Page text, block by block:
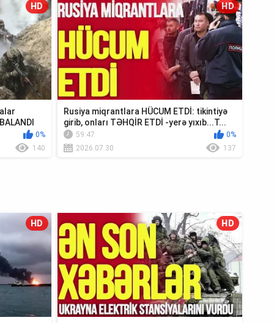
HD
0%
140
HD
Rusiya miqrantlara HÜCUM ETDİ: tikintiyə
girib, onları TƏHQİR ETDİ -yerə yıxıb...T...
59:47
0%
2026.07.30
137
HD HD